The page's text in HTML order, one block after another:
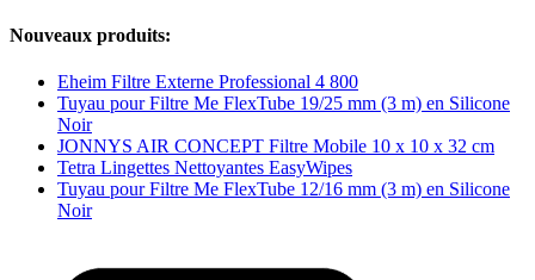
Nouveaux produits:
Eheim Filtre Externe Professional 4 800
Tuyau pour Filtre Me FlexTube 19/25 mm (3 m) en Silicone
Noir
JONNYS AIR CONCEPT Filtre Mobile 10 x 10 x 32 cm
Tetra Lingettes Nettoyantes EasyWipes
Tuyau pour Filtre Me FlexTube 12/16 mm (3 m) en Silicone
Noir